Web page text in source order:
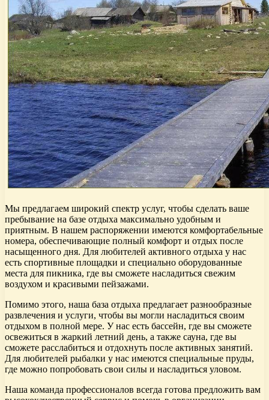
Мы предлагаем широкий спектр услуг, чтобы сделать ваше
пребывание на базе отдыха максимально удобным и
приятным. В нашем распоряжении имеются комфортабельные
номера, обеспечивающие полный комфорт и отдых после
насыщенного дня. Для любителей активного отдыха у нас
есть спортивные площадки и специально оборудованные
места для пикника, где вы сможете насладиться свежим
воздухом и красивыми пейзажами.
Помимо этого, наша база отдыха предлагает разнообразные
развлечения и услуги, чтобы вы могли насладиться своим
отдыхом в полной мере. У нас есть бассейн, где вы сможете
освежиться в жаркий летний день, а также сауна, где вы
сможете расслабиться и отдохнуть после активных занятий.
Для любителей рыбалки у нас имеются специальные пруды,
где можно попробовать свои силы и насладиться уловом.
Наша команда профессионалов всегда готова предложить вам